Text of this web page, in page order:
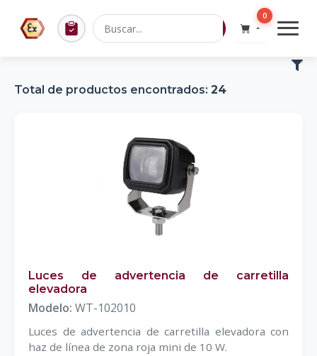
0
Total de productos encontrados: 24
Luces de advertencia de carretilla
elevadora
Modelo: WT-102010
Luces de advertencia de carretilla elevadora con
haz de línea de zona roja mini de 10 W.